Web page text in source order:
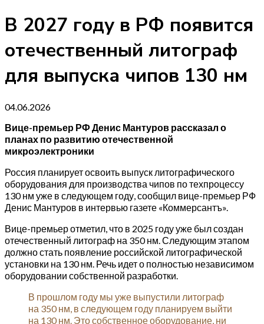
В 2027 году в РФ появится
отечественный литограф
для выпуска чипов 130 нм
04.06.2026
Вице-премьер РФ Денис Мантуров рассказал о
планах по развитию отечественной
микроэлектроники
Россия планирует освоить выпуск литографического
оборудования для производства чипов по техпроцессу
130 нм уже в следующем году, сообщил вице-премьер РФ
Денис Мантуров в интервью газете «Коммерсантъ».
Вице-премьер отметил, что в 2025 году уже был создан
отечественный литограф на 350 нм. Следующим этапом
должно стать появление российской литографической
установки на 130 нм. Речь идет о полностью независимом
оборудовании собственной разработки.
В прошлом году мы уже выпустили литограф
на 350 нм, в следующем году планируем выйти
на 130 нм. Это собственное оборудование, ни